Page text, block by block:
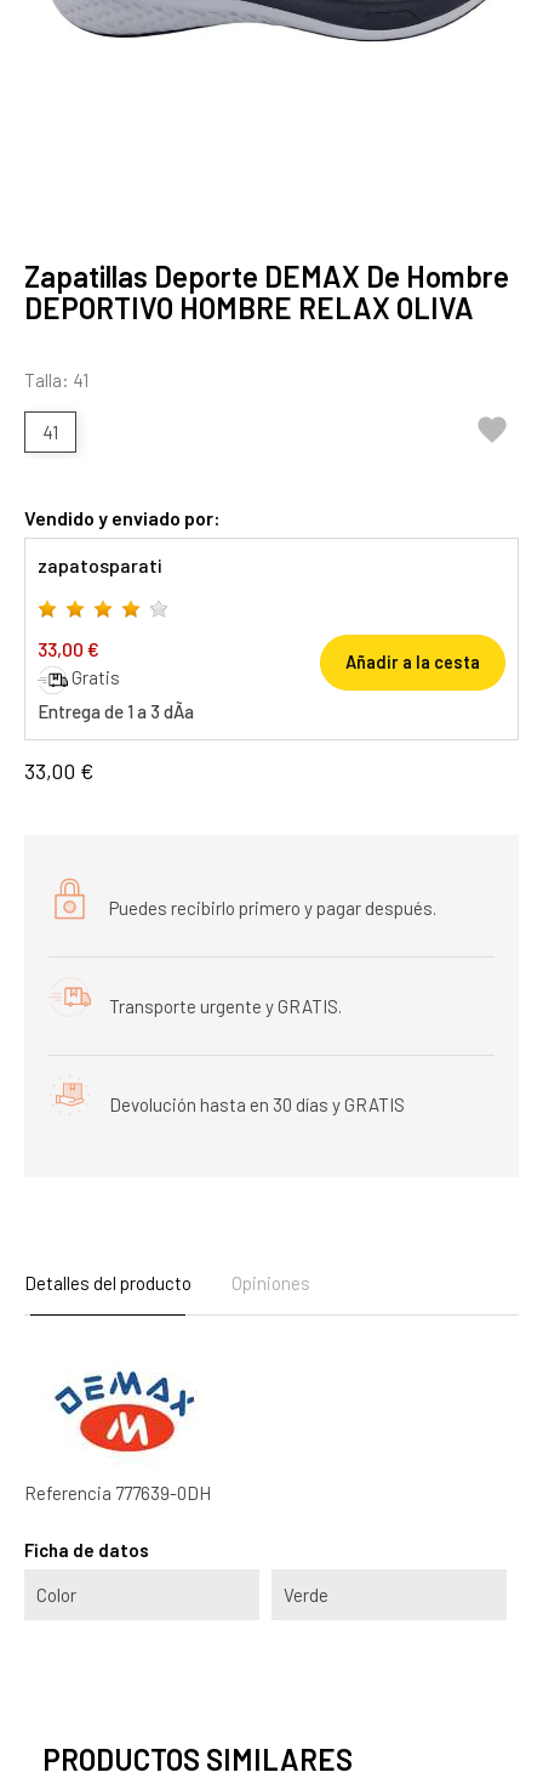
Zapatillas Deporte DEMAX De Hombre
DEPORTIVO HOMBRE RELAX OLIVA
Talla: 41
41 
Vendido y enviado por:
zapatosparati
33,00 €
Gratis
Entrega de 1 a 3 dÃ­a
Añadir a la cesta
33,00 €
Puedes recibirlo primero y pagar después.
Transporte urgente y GRATIS.
Devolución hasta en 30 días y GRATIS
Detalles del producto Opiniones
Referencia 777639-0DH
Ficha de datos
Color Verde
PRODUCTOS SIMILARES